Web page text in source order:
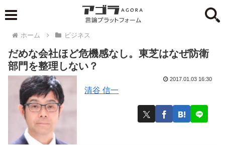
ホーム ビジネス
だめな会社ほど危機感なし。東芝はなぜ防衛
部門を整理しない？
清谷 信一
2017.01.03 16:30